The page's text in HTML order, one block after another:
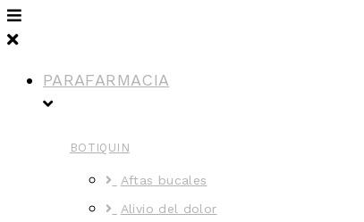
PARAFARMACIA
BOTIQUIN
Aftas bucales
Alivio del dolor